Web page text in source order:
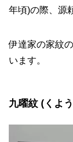
年頃)の際、源
伊達家の家紋
います。
九曜紋 (くよ